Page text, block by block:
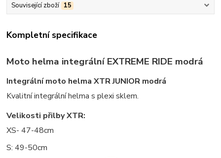
Související zboží 15
Kompletní specifikace
Moto helma integrální EXTREME RIDE modrá
Integrální moto helma XTR JUNIOR modrá
Kvalitní integrální helma s plexi sklem.
Velikosti přilby XTR:
XS- 47-48cm
S: 49-50cm